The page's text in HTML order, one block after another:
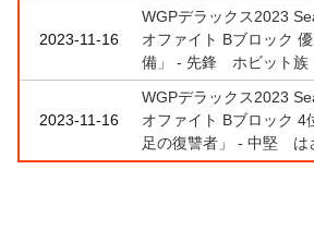
2023-11-16
WGPデラックス2023
オファイト Bブロック
備」 - 先鋒 ホビット族
2023-11-16
WGPデラックス2023
オファイト Bブロック
足の復讐者」 - 中堅 は